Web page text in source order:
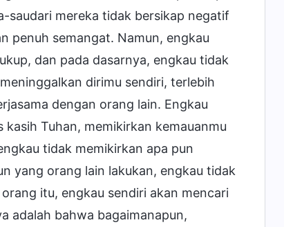
saudari mereka tidak bersikap negatif
penuh semangat. Namun, engkau
dan pada dasarnya, engkau tidak
dirimu sendiri, terlebih
dengan orang lain. Engkau
Tuhan, memikirkan kemauanmu
tidak memikirkan apa pun
yang orang lain lakukan, engkau tidak
itu, engkau sendiri akan mencari
adalah bahwa bagaimanapun,